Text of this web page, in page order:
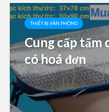
THIẾT BỊ VĂN PHÒNG
Cung cấp tấm
có hoá đơn